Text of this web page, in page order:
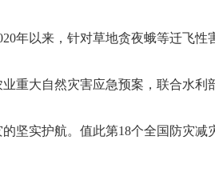
年以来，针对草地贪夜蛾等迁飞
重大自然灾害应急预案，联合水
坚实护航。值此第18个全国防灾